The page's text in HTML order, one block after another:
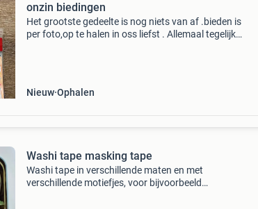
onzin biedingen
Het grootste gedeelte is nog niets van af .bieden is
per foto,op te halen in oss liefst . Allemaal tegelijk
Nieuw Ophalen
Washi tape masking tape
Washi tape in verschillende maten en met
verschillende motiefjes, voor bijvoorbeeld